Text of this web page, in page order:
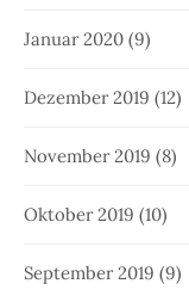
Januar 2020 (9)
Dezember 2019 (12)
November 2019 (8)
Oktober 2019 (10)
September 2019 (9)